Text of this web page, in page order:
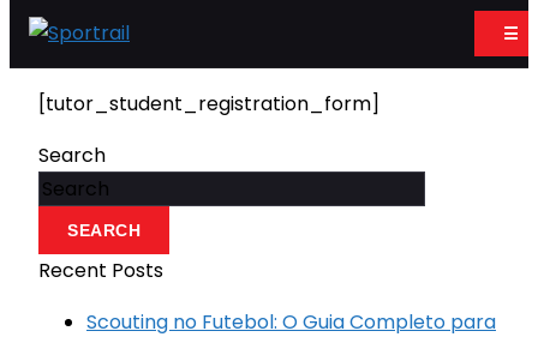
☰
[tutor_student_registration_form]
Search
SEARCH
Recent Posts
Scouting no Futebol: O Guia Completo para